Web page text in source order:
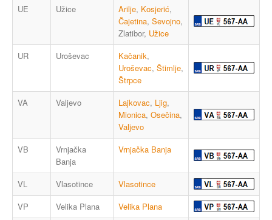
UE
Užice Arilje, Kosjerić,
Čajetina, Sevojno,
Zlatibor, Užice
UR
Uroševac Kačanik,
Uroševac, Štimlje,
Štrpce
VA
Valjevo Lajkovac, Ljig,
Mionica, Osečina,
Valjevo
VB
Vrnjačka
Banja
Vrnjačka Banja
VL Vlasotince
Vlasotince
VP
Velika Plana
Velika Plana